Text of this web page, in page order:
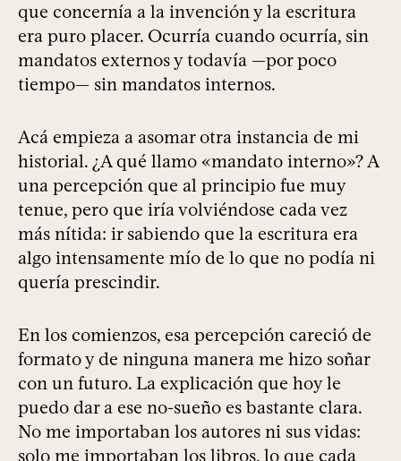
que concernía a la invención y la escritura
era puro placer. Ocurría cuando ocurría, sin
mandatos externos y todavía —por poco
tiempo— sin mandatos internos.
Acá empieza a asomar otra instancia de mi
historial. ¿A qué llamo «mandato interno»? A
una percepción que al principio fue muy
tenue, pero que iría volviéndose cada vez
más nítida: ir sabiendo que la escritura era
algo intensamente mío de lo que no podía ni
quería prescindir.
En los comienzos, esa percepción careció de
formato y de ninguna manera me hizo soñar
con un futuro. La explicación que hoy le
puedo dar a ese no-sueño es bastante clara.
No me importaban los autores ni sus vidas:
solo me importaban los libros, lo que cada